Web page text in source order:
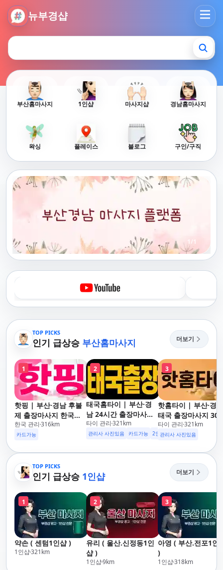
뉴부경샵
뉴부경샵 - 부산 마사지 사이트 부산마사지 부산홈타이 부산출
부산홈마사지 1인샵 마사지샵 경남홈마사지
왁싱 플레이스 블로그 구인/구직
1 /1
TOP PICKS
인기 급상승 부산홈마사지 더보기
1
핫핑 | 부산·경남 후불
제 출장마사지 한국인
관리사
한국 관리 316km
카드가능
2
태국홈타이 | 부산·경
남 24시간 출장마사지
후불제/해운대,사상,광
안리,남포동,구포,덕천,
산,구서,연산,서면,재
단,다대포,범일,범천,우
동,마린시티,송정,기장,
정관,일광,망미,토곡,시
청,양정,초량,사직,온
천,미남,만덕,괴정,학
장,금사,서동,반여,반
송,명륜,남천,대연,문
현,부전,개금,가야,주
례,괘법,학장,강서,신
호,서구,암남
타이 관리 321km
관리사 사진있음 카드가능 2인이상 할인 업소 이벤트중
3
핫홈타이 | 부산·경남
태국 출장마사지 30
도착 카드가능 24시
운대,사상,광안리,남
동,구포,덕천,명지,민
락,수영,동래,남산,구
서,연산,서면,재송,센
텀,송도,자갈치,하단
린시티,송정,기장,정
일광,망미,토곡,시청
정,초량,사직,온천,미
남,만덕,괴정,학장,금
사,서동,반여,반송,명
륜,남천,대연,문현,부
전,개금,가야,주례,괘
법,학장,강서,신호,서
타이 관리 321km
관리사 사진있음
TOP PICKS
인기 급상승 1인샵 더보기
1
약손 ( 센텀1인샵 )
1인샵321km
2
유리 ( 울산.신정동1인
샵 )
1인샵9km
3
아영 ( 부산.전포1인
)
1인샵318km